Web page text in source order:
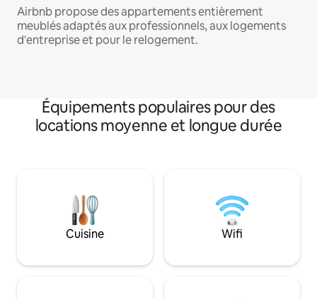
Airbnb propose des appartements entièrement
meublés adaptés aux professionnels, aux logements
d'entreprise et pour le relogement.
Équipements populaires pour des
locations moyenne et longue durée
Cuisine Wifi